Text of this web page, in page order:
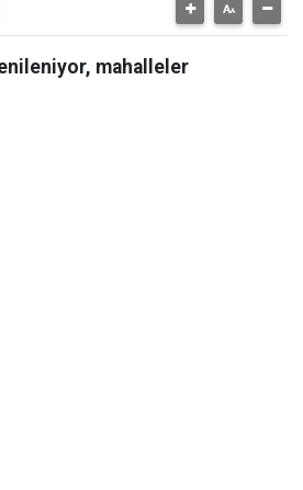
mahalleler